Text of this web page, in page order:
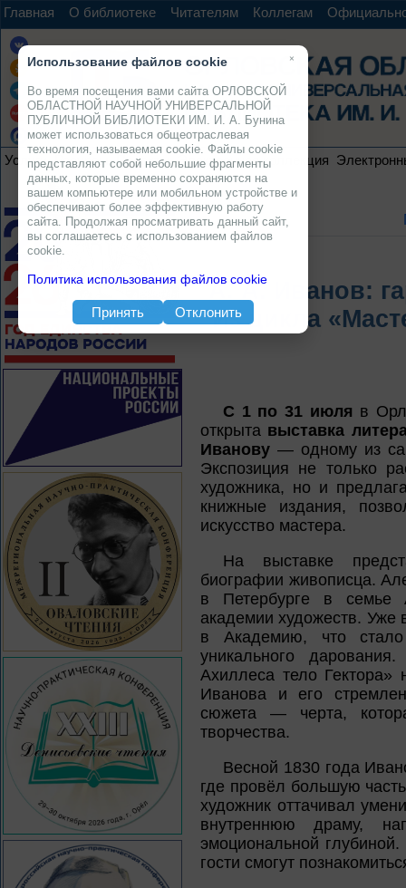
Главная О библиотеке Читателям Коллегам
Услуги Ресурсы Проекты Электронная коллекция
А. А. Иванов:
Из цикла
С 1 по 31 июля в
открыта выставка
Иванову — одному из
Экспозиция не только
художника, но и
книжные издания,
искусство мастера.
На выставке
биографии живописца.
в Петербурге в семье
академии художеств. Уже
в Академию, что
уникального
Ахиллеса тело Гектора»
Иванова и его
сюжета — черта,
творчества.
Весной 1830 года
где провёл большую
художник оттачивал
внутреннюю драму,
эмоциональной
гости смогут
×
Использование файлов cookie
Во время посещения вами сайта ОРЛОВСКОЙ
ОБЛАСТНОЙ НАУЧНОЙ УНИВЕРСАЛЬНОЙ
ПУБЛИЧНОЙ БИБЛИОТЕКИ ИМ. И. А. Бунина
может использоваться общеотраслевая
технология, называемая cookie. Файлы cookie
представляют собой небольшие фрагменты
данных, которые временно сохраняются на
вашем компьютере или мобильном устройстве и
обеспечивают более эффективную работу
сайта. Продолжая просматривать данный сайт,
вы соглашаетесь с использованием файлов
cookie.
Политика использования файлов cookie
Принять Отклонить